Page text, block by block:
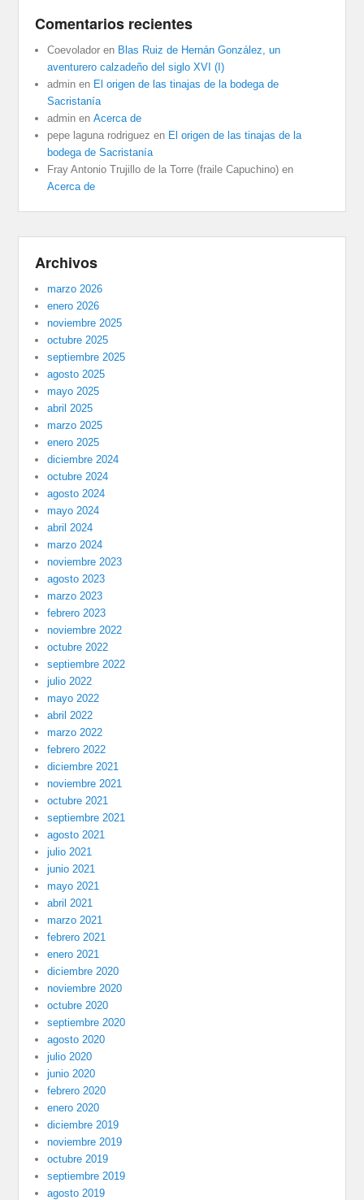
Comentarios recientes
Coevolador en Blas Ruiz de Hernán González, un
aventurero calzadeño del siglo XVI (I)
admin en El origen de las tinajas de la bodega de
Sacristanía
admin enAcerca de
pepe laguna rodriguez en El origen de las tinajas de la
bodega de Sacristanía
Fray Antonio Trujillo de la Torre (fraile Capuchino) en
Acerca de
Archivos
marzo 2026
enero 2026
noviembre 2025
octubre 2025
septiembre 2025
agosto 2025
mayo 2025
abril 2025
marzo 2025
enero 2025
diciembre 2024
octubre 2024
agosto 2024
mayo 2024
abril 2024
marzo 2024
noviembre 2023
agosto 2023
marzo 2023
febrero 2023
noviembre 2022
octubre 2022
septiembre 2022
julio 2022
mayo 2022
abril 2022
marzo 2022
febrero 2022
diciembre 2021
noviembre 2021
octubre 2021
septiembre 2021
agosto 2021
julio 2021
junio 2021
mayo 2021
abril 2021
marzo 2021
febrero 2021
enero 2021
diciembre 2020
noviembre 2020
octubre 2020
septiembre 2020
agosto 2020
julio 2020
junio 2020
febrero 2020
enero 2020
diciembre 2019
noviembre 2019
octubre 2019
septiembre 2019
agosto 2019